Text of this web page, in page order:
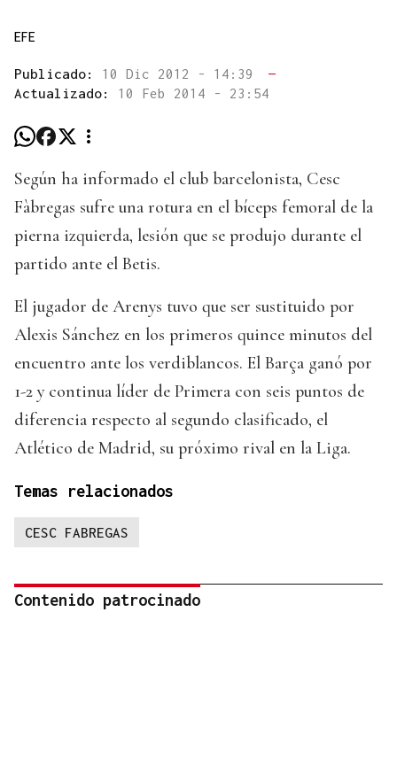
EFE
Publicado: 10 Dic 2012 - 14:39
—
Actualizado: 10 Feb 2014 - 23:54
Según ha informado el club barcelonista, Cesc
Fàbregas sufre una rotura en el bíceps femoral de la
pierna izquierda, lesión que se produjo durante el
partido ante el Betis.
El jugador de Arenys tuvo que ser sustituido por
Alexis Sánchez en los primeros quince minutos del
encuentro ante los verdiblancos. El Barça ganó por
1-2 y continua líder de Primera con seis puntos de
diferencia respecto al segundo clasificado, el
Atlético de Madrid, su próximo rival en la Liga.
Temas relacionados
CESC FABREGAS
Contenido patrocinado